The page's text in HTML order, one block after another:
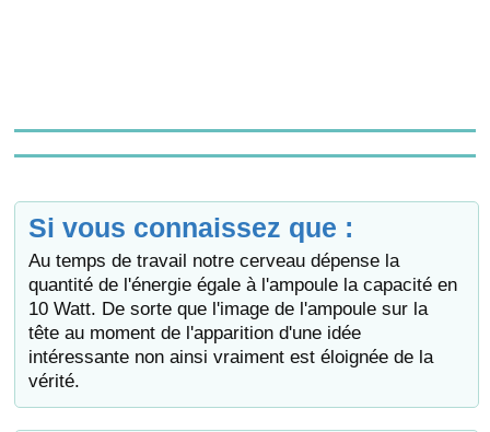
Si vous connaissez que :
Au temps de travail notre cerveau dépense la
quantité de l'énergie égale à l'ampoule la capacité en
10 Watt. De sorte que l'image de l'ampoule sur la
tête au moment de l'apparition d'une idée
intéressante non ainsi vraiment est éloignée de la
vérité.